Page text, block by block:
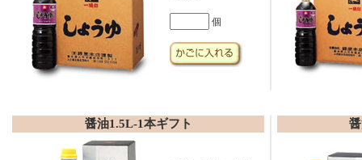
個
醤油1.5L-1本ギフト